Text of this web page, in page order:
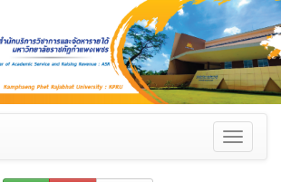
Toggle